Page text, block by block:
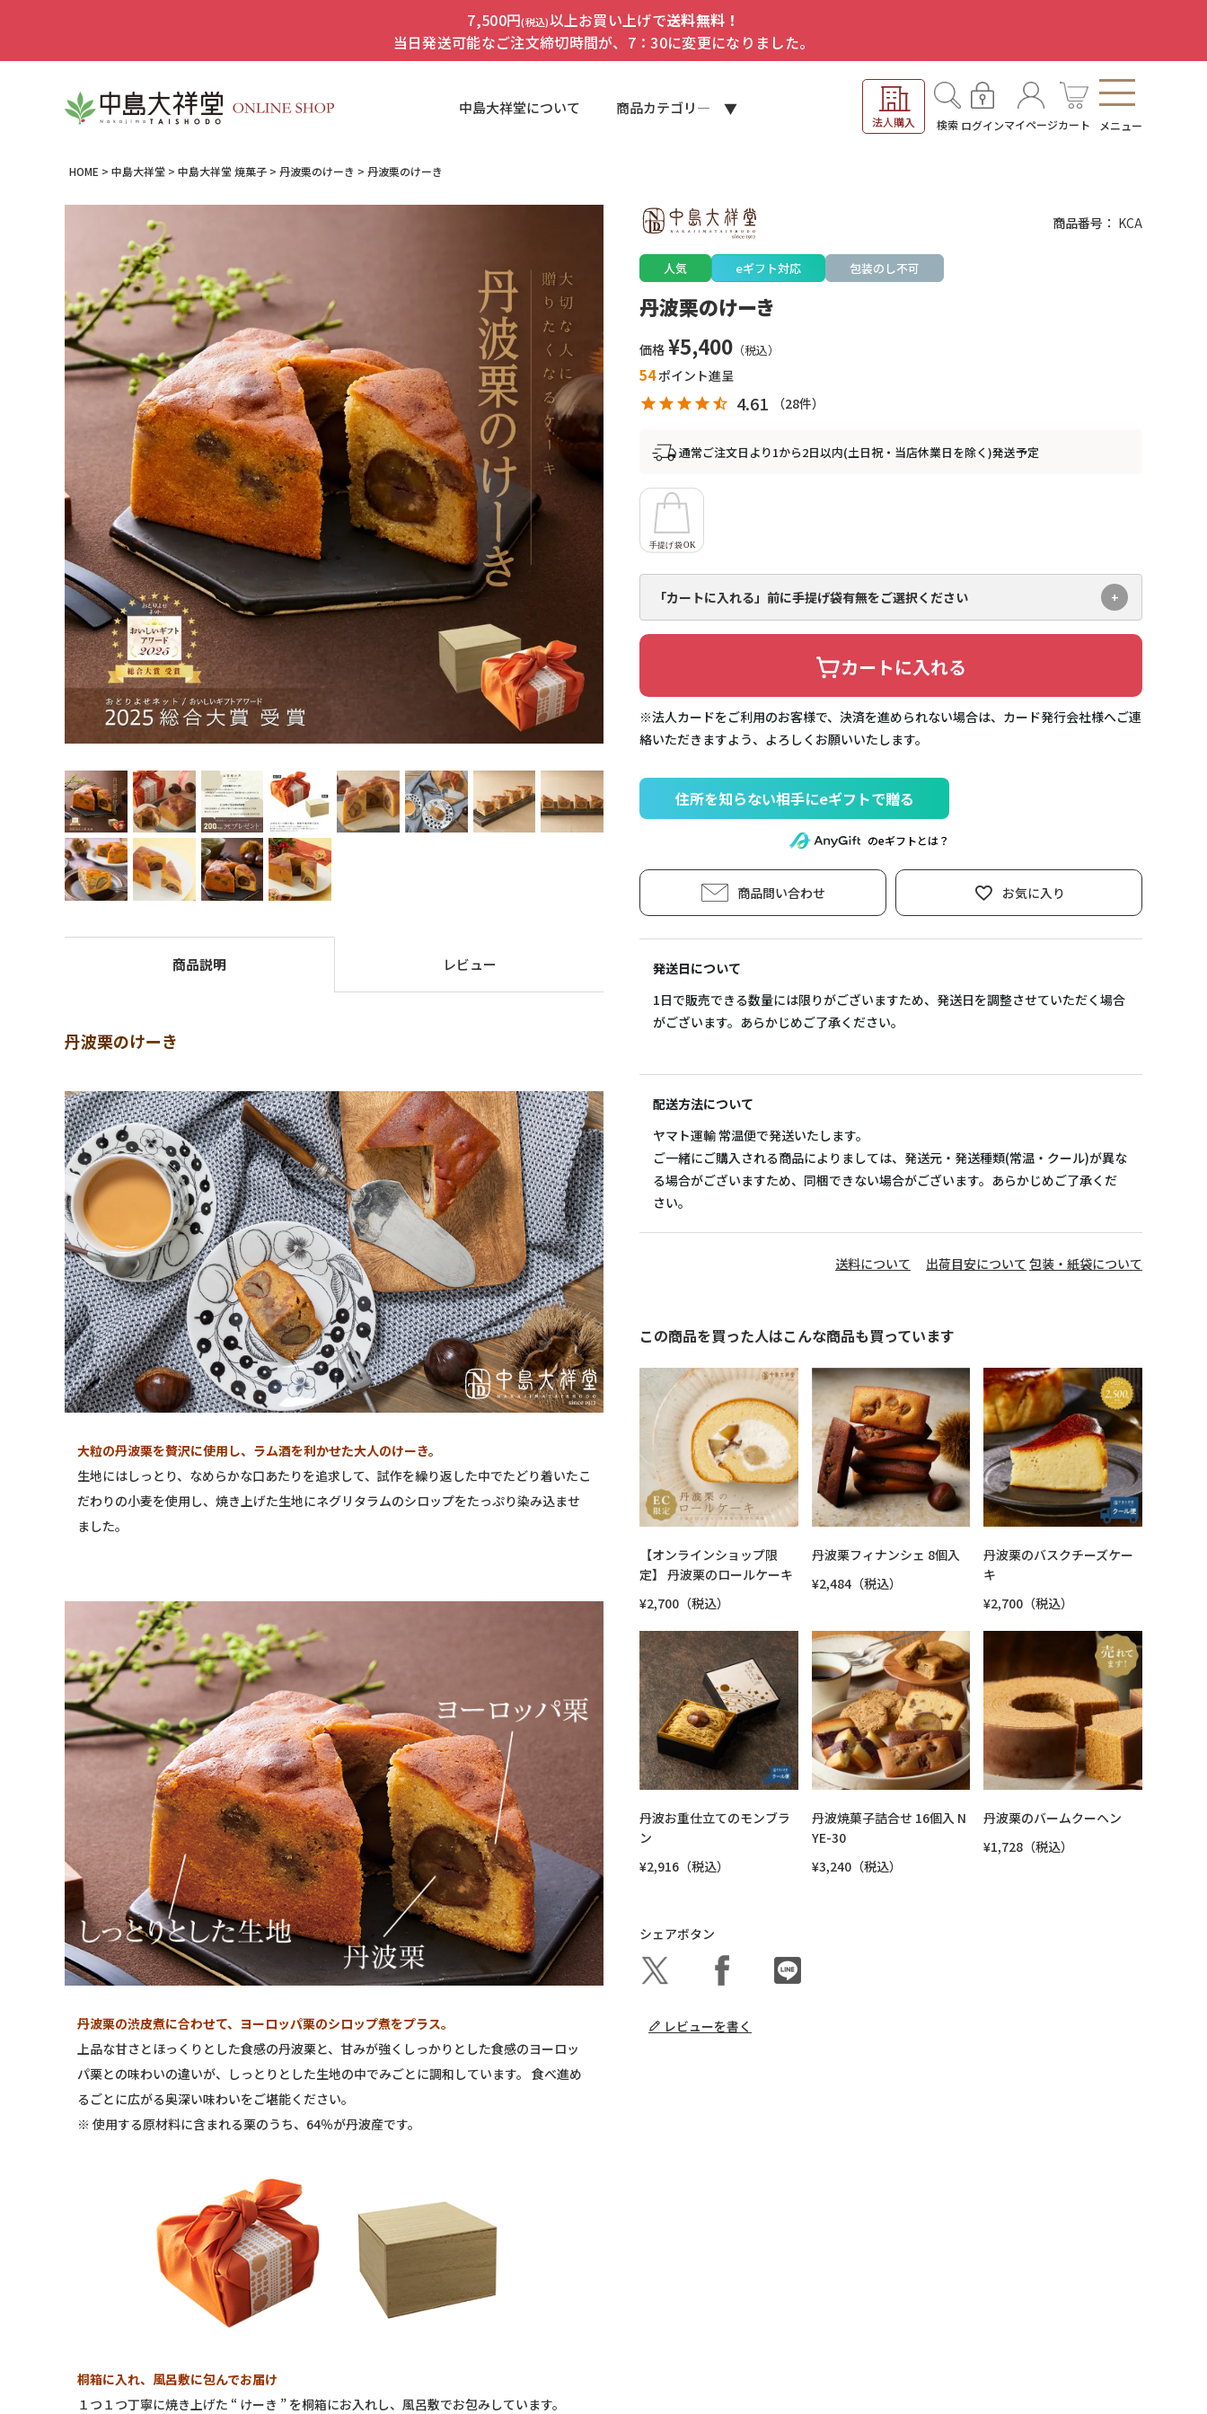
7,500円(税込)以上お買い上げで送料無料！
当日発送可能なご注文締切時間が、7：30に変更になりました。
中島大祥堂について 商品カテゴリ―
法人購入 検索 ログインマイページカート メニュー
HOME 中島大祥堂 中島大祥堂 焼菓子 丹波栗のけーき 丹波栗のけーき
商品説明 レビュー
丹波栗のけーき
大粒の丹波栗を贅沢に使用し、ラム酒を利かせた大人のけーき。
生地にはしっとり、なめらかな口あたりを追求して、試作を繰り返した中でたどり着いたこ
だわりの小麦を使用し、焼き上げた生地にネグリタラムのシロップをたっぷり染み込ませ
ました。
丹波栗の渋皮煮に合わせて、ヨーロッパ栗のシロップ煮をプラス。
上品な甘さとほっくりとした食感の丹波栗と、甘みが強くしっかりとした食感のヨーロッ
パ栗との味わいの違いが、しっとりとした生地の中でみごとに調和しています。 食べ進め
るごとに広がる奥深い味わいをご堪能ください。
※ 使用する原材料に含まれる栗のうち、64％が丹波産です。
桐箱に入れ、風呂敷に包んでお届け
１つ１つ丁寧に焼き上げた “ けーき ” を桐箱にお入れし、風呂敷でお包みしています。
商品番号 KCA
人気 eギフト対応 包装のし不可
丹波栗のけーき
価格 ¥5,400
54ポイント進呈
4.61 28
通常ご注文日より1から2日以内(土日祝・当店休業日を除く)発送予定
「カートに入れる」前に手提げ袋有無をご選択ください
カートに入れる
※法人カードをご利用のお客様で、決済を進められない場合は、カード発行会社様へご連
絡いただきますよう、よろしくお願いいたします。
住所を知らない相手にeギフトで贈る
のeギフトとは？
商品問い合わせ お気に入り
発送日について
1日で販売できる数量には限りがございますため、発送日を調整させていただく場合
がございます。あらかじめご了承ください。
配送方法について
ヤマト運輸 常温便で発送いたします。
ご一緒にご購入される商品によりましては、発送元・発送種類(常温・クール)が異な
る場合がございますため、同梱できない場合がございます。あらかじめご了承くだ
さい。
送料について 出荷目安について 包装・紙袋について
この商品を買った人はこんな商品も買っています
【オンラインショップ限
定】 丹波栗のロールケーキ
¥2,700（税込）
丹波栗フィナンシェ 8個入
¥2,484（税込）
丹波栗のバスクチーズケー
キ
¥2,700（税込）
丹波お重仕立てのモンブラ
ン
¥2,916（税込）
丹波焼菓子詰合せ 16個入 N
YE-30
¥3,240（税込）
丹波栗のバームクーヘン
¥1,728（税込）
シェアボタン
レビューを書く